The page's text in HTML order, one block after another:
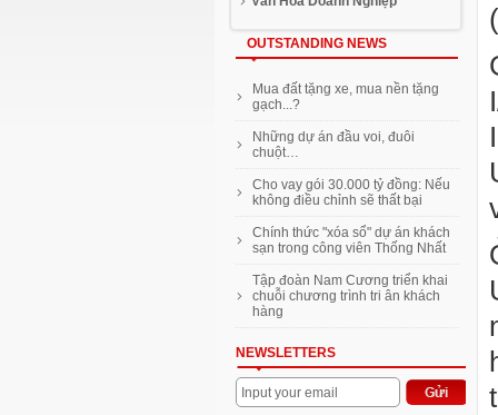
OUTSTANDING NEWS
Mua đất tặng xe, mua nền tặng
gạch...?
Những dự án đầu voi, đuôi
chuột…
Cho vay gói 30.000 tỷ đồng: Nếu
không điều chỉnh sẽ thất bại
Chính thức "xóa sổ" dự án khách
sạn trong công viên Thống Nhất
Tập đoàn Nam Cương triển khai
chuỗi chương trình tri ân khách
hàng
NEWSLETTERS
Input your email